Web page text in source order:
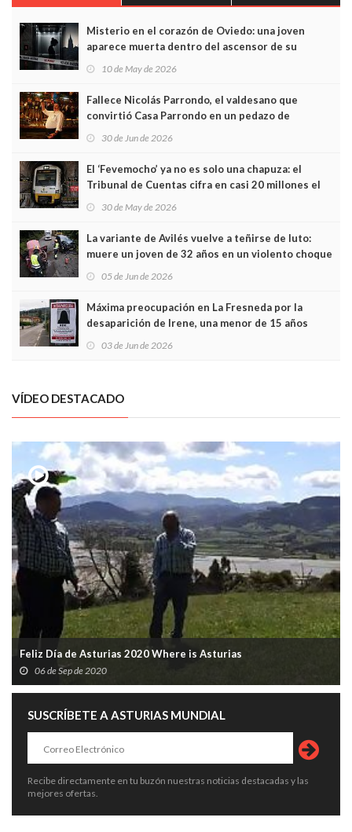
Misterio en el corazón de Oviedo: una joven
aparece muerta dentro del ascensor de su
edificio y las cámaras captan sus últimos minutos
10 de May de 2026
Fallece Nicolás Parrondo, el valdesano que
convirtió Casa Parrondo en un pedazo de
Asturias en Madrid
30 de Jun de 2026
El ‘Fevemocho’ ya no es solo una chapuza: el
Tribunal de Cuentas cifra en casi 20 millones el
sobrecoste de los trenes que no cabían por los
30 de May de 2026
La variante de Avilés vuelve a teñirse de luto:
muere un joven de 32 años en un violento choque
frontal
05 de Jun de 2026
Máxima preocupación en La Fresneda por la
desaparición de Irene, una menor de 15 años
03 de Jun de 2026
VÍDEO DESTACADO
Feliz Día de Asturias 2020 Where is Asturias
06 de Sep de 2020
SUSCRÍBETE A ASTURIAS MUNDIAL
Recibe directamente en tu buzón nuestras noticias destacadas y las
mejores ofertas.